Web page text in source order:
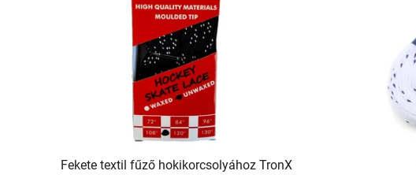
Fekete textil fűző hokikorcsolyához TronX